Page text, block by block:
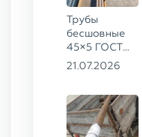
Трубы
бесшовные
45×5 ГОСТ
8734-75, ст.
21.07.2026